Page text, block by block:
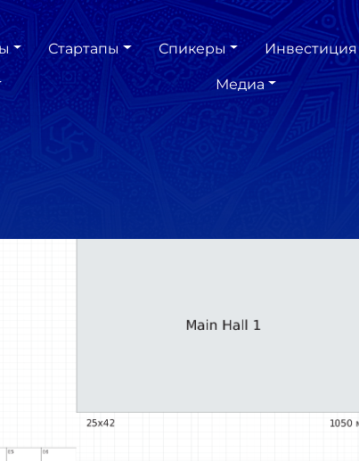
Стартапы Спикеры Инвестиция
Медиа